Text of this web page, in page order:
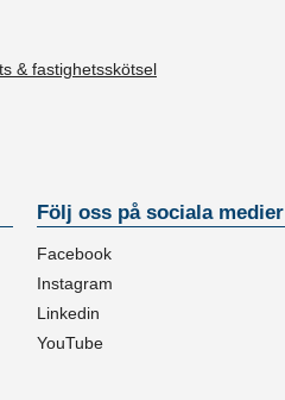
& fastighetsskötsel
Följ oss på sociala medier
Facebook
Instagram
Linkedin
YouTube